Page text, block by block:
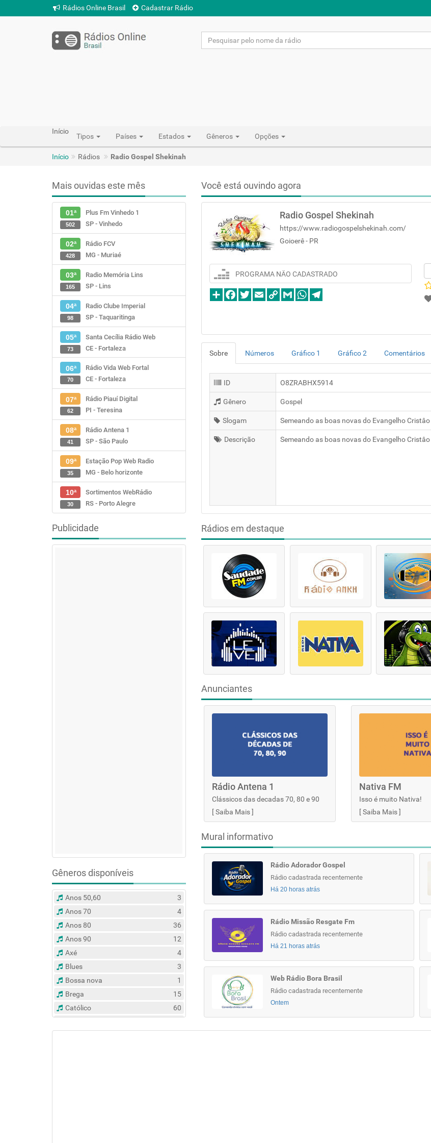
Rádios Online Brasil Cadastrar Rádio
Início
Tipos Países Estados Gêneros Opções
Início Rádios Radio Gospel Shekinah
Mais ouvidas este mês
01ª
Plus Fm Vinhedo 1
SP - Vinhedo
502
02ª
Rádio FCV
MG - Muriaé
428
03ª
Radio Memória Lins
SP - Lins
165
04ª
Radio Clube Imperial
SP - Taquaritinga
98
05ª
Santa Cecília Rádio Web
CE - Fortaleza
73
06ª
Rádio Vida Web Fortal
CE - Fortaleza
70
07ª
Rádio Piauí Digital
PI - Teresina
62
08ª
Rádio Antena 1
SP - São Paulo
41
09ª
Estação Pop Web Radio
MG - Belo horizonte
35
10ª
Sortimentos WebRádio
RS - Porto Alegre
30
Publicidade
Gêneros disponíveis
Anos 50,60
3
Anos 70
4
Anos 80
36
Anos 90
12
Axé
4
Blues
3
Bossa nova
1
Brega
15
Católico
60
Você está ouvindo agora
Radio Gospel Shekinah
https://www.radiogospelshekinah.com/
Goioerê - PR
PROGRAMA NÃO CADASTRADO
Sobre Números Gráfico 1 Gráfico 2 Comentários
ID O8ZRABHX5914
Gênero Gospel
Slogam Semeando as boas novas do Evangelho Cristâo
Descrição Semeando as boas novas do Evangelho Cristâo
Rádios em destaque
Anunciantes
Rádio Antena 1
Clássicos das decadas 70, 80 e 90
[Saiba Mais]
Nativa FM
Isso é muito Nativa!
[Saiba Mais]
Mural informativo
Rádio Adorador Gospel
Rádio cadastrada recentemente
Há 20 horas atrás
Rádio Missão Resgate Fm
Rádio cadastrada recentemente
Há 21 horas atrás
Web Rádio Bora Brasil
Rádio cadastrada recentemente
Ontem